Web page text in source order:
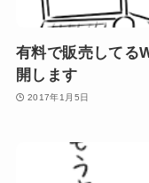
有料で販売してる
開します
2017年1月5日